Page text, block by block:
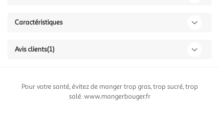
Caractéristiques
Avis clients(1)
Pour votre santé, évitez de manger trop gras, trop sucré, trop
salé. www.mangerbouger.fr